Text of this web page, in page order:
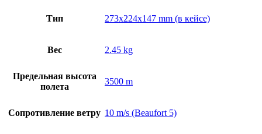
Тип 273x224x147 mm (в кейсе)
Вес 2.45 kg
Предельная высота
полета
3500 m
Сопротивление ветру 10 m/s (Beaufort 5)